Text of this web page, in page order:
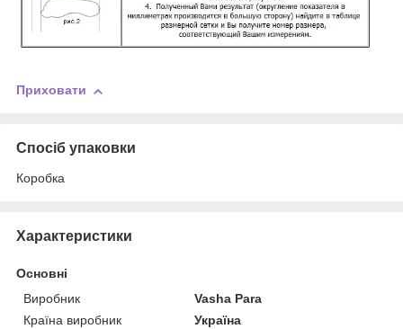
Приховати
Спосіб упаковки
Коробка
Характеристики
Основні
Виробник
Vasha Para
Країна виробник
Україна